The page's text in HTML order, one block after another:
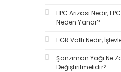
EPC Arızası Nedir,
Neden Yanar?
EGR Valfi Nedir,
Şanzıman Yağı Ne
Değiştirilmelidir?